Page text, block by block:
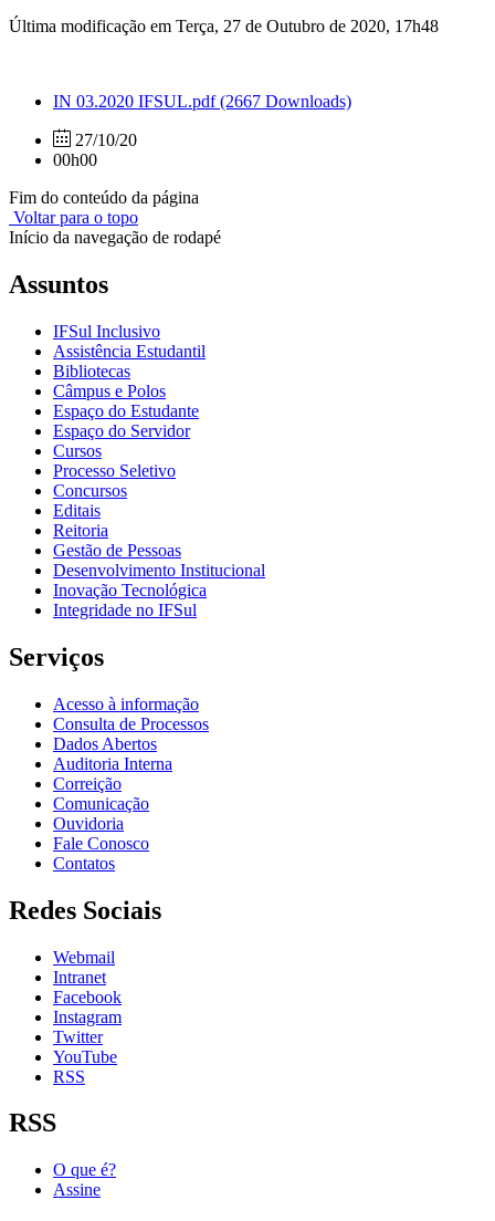
Última modificação em Terça, 27 de Outubro de 2020, 17h48
IN 03.2020 IFSUL.pdf(2667 Downloads)
27/10/20
00h00
Fim do conteúdo da página
Voltar para o topo
Início da navegação de rodapé
Assuntos
IFSul Inclusivo
Assistência Estudantil
Bibliotecas
Câmpus e Polos
Espaço do Estudante
Espaço do Servidor
Cursos
Processo Seletivo
Concursos
Editais
Reitoria
Gestão de Pessoas
Desenvolvimento Institucional
Inovação Tecnológica
Integridade no IFSul
Serviços
Acesso à informação
Consulta de Processos
Dados Abertos
Auditoria Interna
Correição
Comunicação
Ouvidoria
Fale Conosco
Contatos
Redes Sociais
Webmail
Intranet
Facebook
Instagram
Twitter
YouTube
RSS
RSS
O que é?
Assine